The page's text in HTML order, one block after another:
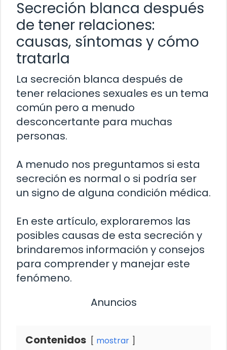
Secreción blanca después
de tener relaciones:
causas, síntomas y cómo
tratarla
La secreción blanca después de
tener relaciones sexuales es un tema
común pero a menudo
desconcertante para muchas
personas.
A menudo nos preguntamos si esta
secreción es normal o si podría ser
un signo de alguna condición médica.
En este artículo, exploraremos las
posibles causas de esta secreción y
brindaremos información y consejos
para comprender y manejar este
fenómeno.
Anuncios
Contenidos mostrar